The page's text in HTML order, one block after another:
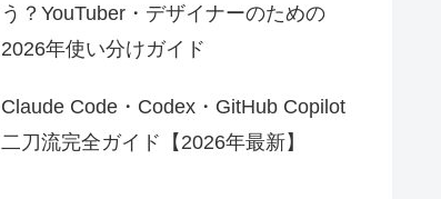
う？YouTuber・デザイナーのための
2026年使い分けガイド
Claude Code・Codex・GitHub Copilot
二刀流完全ガイド【2026年最新】